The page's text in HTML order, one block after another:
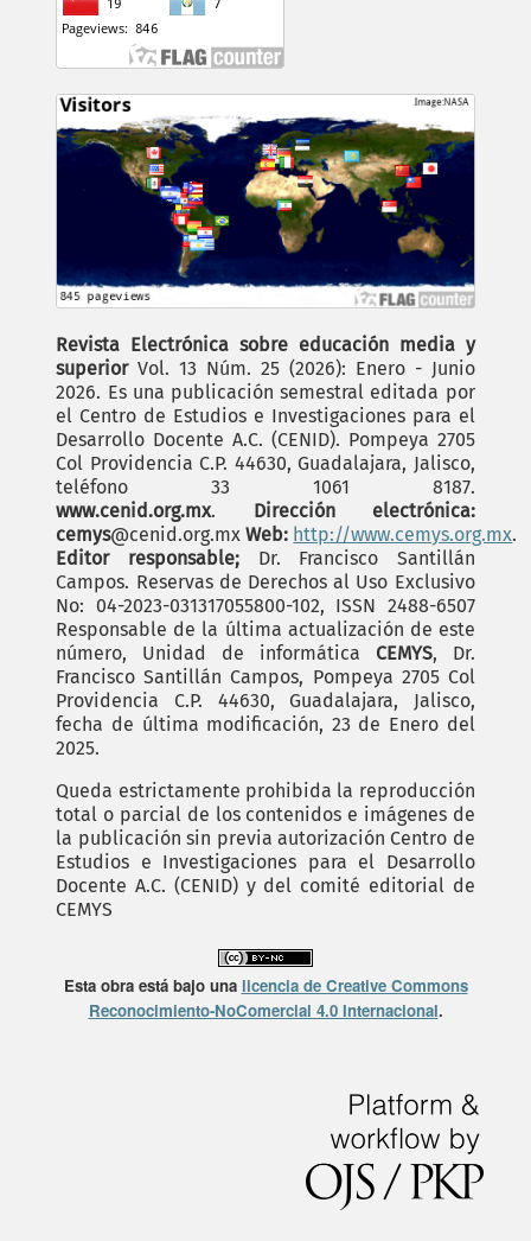
Revista Electrónica sobre educación media y
superiorVol. 13 Núm. 25 (2026): Enero - Junio
2026. Es una publicación semestral editada por
el Centro de Estudios e Investigaciones para el
Desarrollo Docente A.C. (CENID). Pompeya 2705
Col Providencia C.P. 44630, Guadalajara, Jalisco,
teléfono 33 1061 8187.
www.cenid.org.mx. Dirección electrónica:
cemys@cenid.org.mxWeb: http://www.cemys.org.mx.
Editor responsable;Dr. Francisco Santillán
Campos. Reservas de Derechos al Uso Exclusivo
No: 04-2023-031317055800-102, ISSN 2488-6507
Responsable de la última actualización de este
número, Unidad de informática CEMYS, Dr.
Francisco Santillán Campos, Pompeya 2705 Col
Providencia C.P. 44630, Guadalajara, Jalisco,
fecha de última modificación, 23 de Enero del
2025.
Queda estrictamente prohibida la reproducción
total o parcial de los contenidos e imágenes de
la publicación sin previa autorización Centro de
Estudios e Investigaciones para el Desarrollo
Docente A.C. (CENID) y del comité editorial de
CEMYS
Esta obra está bajo una licencia de Creative Commons
Reconocimiento-NoComercial 4.0 Internacional.